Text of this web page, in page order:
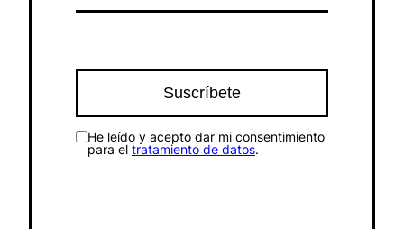
He leído y acepto dar mi consentimiento
para el tratamiento de datos.